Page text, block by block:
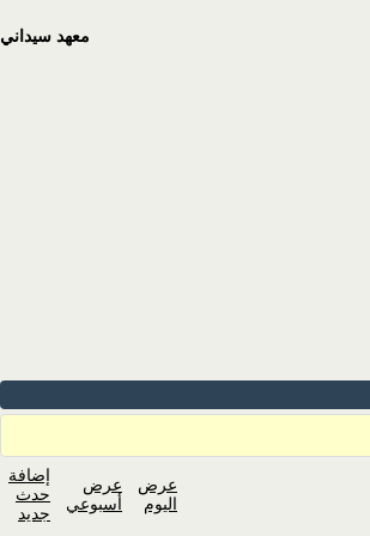
معهد سيداني
عرض
اليوم
عرض
أسبوعي
إضافة
حدث
جديد